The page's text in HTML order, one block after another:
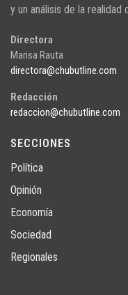
y un análisis de la realidad
Directora
Marisa Rauta
directora@chubutline.com
Redacción
redaccion@chubutline.com
SECCIONES
Política
Opinión
Economía
Sociedad
Regionales